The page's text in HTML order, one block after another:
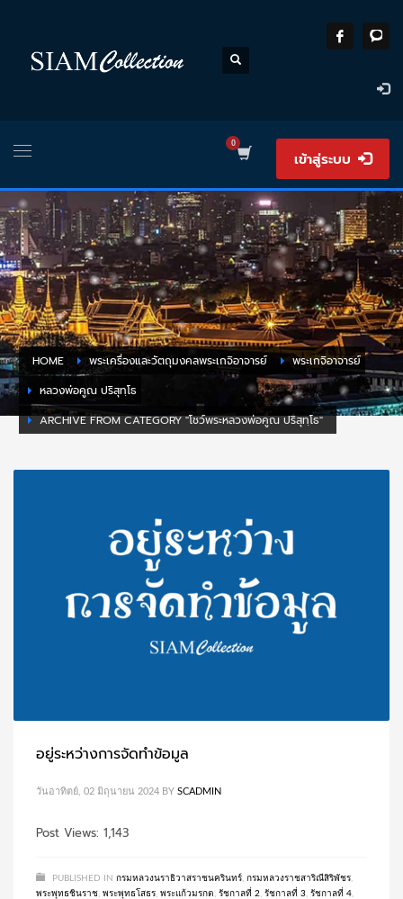
เข้าสู่ระบบ
HOME พระเครื่องและวัตถุมงคลพระเกจิอาจารย์
พระเกจิอาจารย์
หลวงพ่อคูณ ปริสุทฺโธ
ARCHIVE FROM CATEGORY "โชว์พระหลวงพ่อคูณ ปริสุทฺโธ"
อยู่ระหว่างการจัดทำข้อมูล
วันอาทิตย์, 02 มิถุนายน 2024 BY SCADMIN
Post Views: 1,143
PUBLISHED IN กรมหลวงนราธิวาสราชนครินทร์ กรมหลวงราชสาริณีสิริพัชร
พระพุทธชินราช พระพุทธโสธร พระแก้วมรกต รัชกาลที่ 2 รัชกาลที่ 3 รัชกาลที่ 4